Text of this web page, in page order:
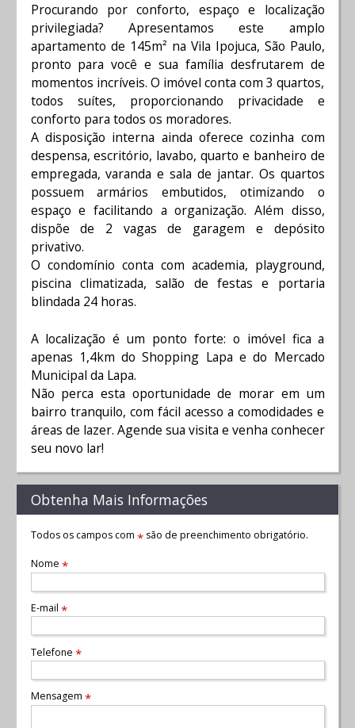
Procurando por conforto, espaço e localização
privilegiada? Apresentamos este amplo
apartamento de 145m² na Vila Ipojuca, São Paulo,
pronto para você e sua família desfrutarem de
momentos incríveis. O imóvel conta com 3 quartos,
todos suítes, proporcionando privacidade e
conforto para todos os moradores.
A disposição interna ainda oferece cozinha com
despensa, escritório, lavabo, quarto e banheiro de
empregada, varanda e sala de jantar. Os quartos
possuem armários embutidos, otimizando o
espaço e facilitando a organização. Além disso,
dispõe de 2 vagas de garagem e depósito
privativo.
O condomínio conta com academia, playground,
piscina climatizada, salão de festas e portaria
blindada 24 horas.
A localização é um ponto forte: o imóvel fica a
apenas 1,4km do Shopping Lapa e do Mercado
Municipal da Lapa.
Não perca esta oportunidade de morar em um
bairro tranquilo, com fácil acesso a comodidades e
áreas de lazer. Agende sua visita e venha conhecer
seu novo lar!
Obtenha Mais Informações
Todos os campos com *são de preenchimento obrigatório.
Nome *
E-mail *
Telefone *
Mensagem *